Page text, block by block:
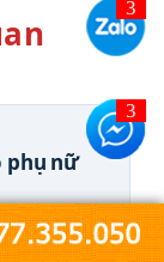
phụ nữ